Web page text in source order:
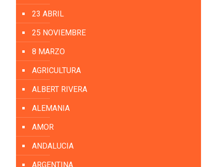
23 ABRIL
25 NOVIEMBRE
8 MARZO
AGRICULTURA
ALBERT RIVERA
ALEMANIA
AMOR
ANDALUCIA
ARGENTINA